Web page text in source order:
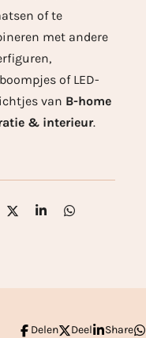
of te
met andere
of LED-
van B-home
& interieur.
D
S
D
Delen Deel Share